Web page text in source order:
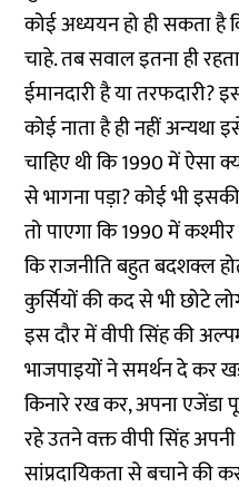
कोई अध्ययन हो ही सकता है
चाहे. तब सवाल इतना ही
ईमानदारी है या तरफदारी?
कोई नाता है ही नहीं अन्यथा
चाहिए थी कि 1990 में ऐसा
से भागना पड़ा? कोई भी
तो पाएगा कि 1990 में
कि राजनीति बहुत बदशक्ल
कुर्सियों की कद से भी छोटे
इस दौर में वीपी सिंह की
भाजपाइयों ने समर्थन दे कर
किनारे रख कर, अपना एजेंडा
रहे उतने वक्त वीपी सिंह अपनी
सांप्रदायिकता से बचाने की